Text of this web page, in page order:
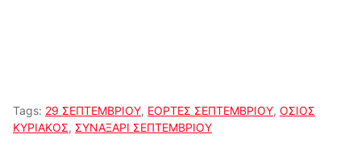
Tags: 29 ΣΕΠΤΕΜΒΡΙΟΥ, ΕΟΡΤΕΣ ΣΕΠΤΕΜΒΡΙΟΥ, ΟΣΙΟΣ
ΚΥΡΙΑΚΟΣ, ΣΥΝΑΞΑΡΙ ΣΕΠΤΕΜΒΡΙΟΥ